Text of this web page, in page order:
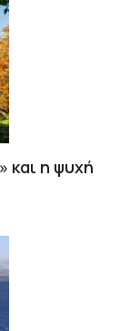
και η ψυχή